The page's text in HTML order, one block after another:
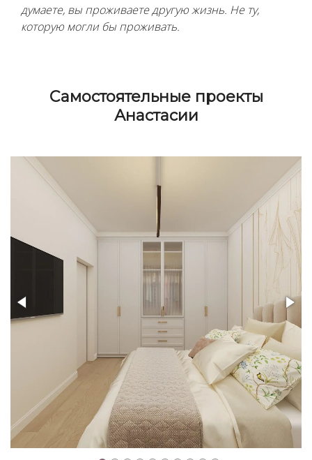
думаете, вы проживаете другую жизнь. Не ту,
которую могли бы проживать.
Cамостоятельные проекты
Анастасии